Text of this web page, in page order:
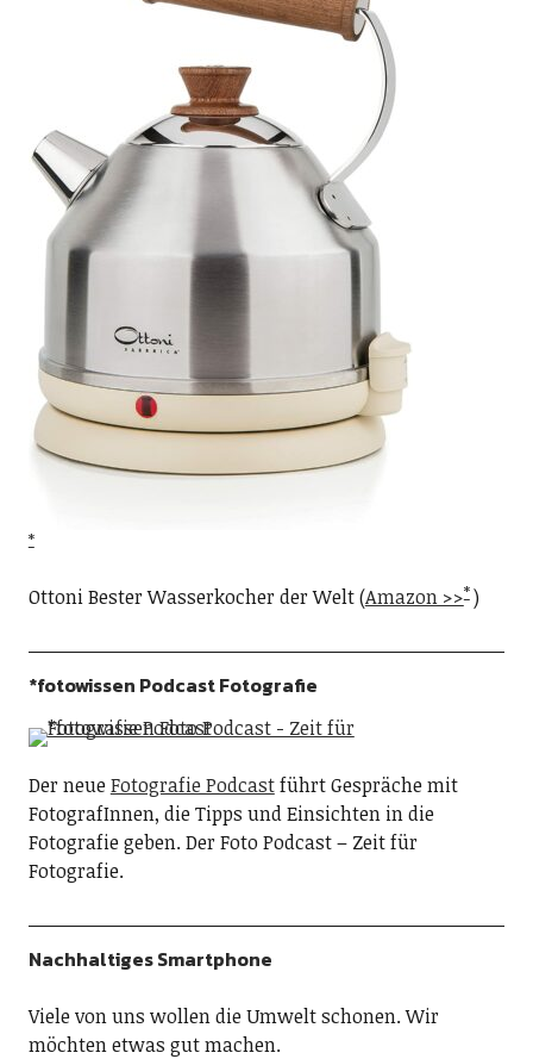
Ottoni Bester Wasserkocher der Welt (Amazon >> )
*fotowissen Podcast Fotografie
Der neueFotografie Podcastführt Gespräche mit
FotografInnen, die Tipps und Einsichten in die
Fotografie geben. Der Foto Podcast – Zeit für
Fotografie.
Nachhaltiges Smartphone
Viele von uns wollen die Umwelt schonen. Wir
möchten etwas gut machen.